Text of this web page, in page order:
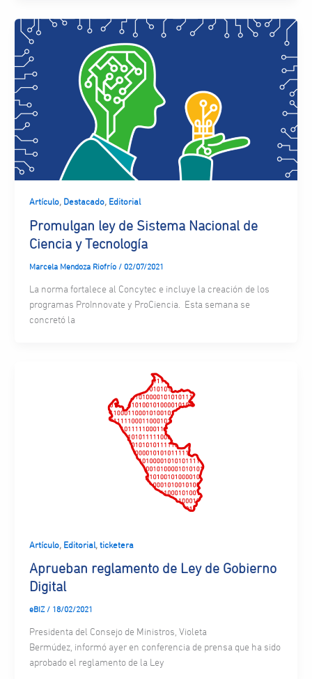
Artículo, Destacado, Editorial
Promulgan ley de Sistema Nacional de
Ciencia y Tecnología
Marcela Mendoza Riofrío / 02/07/2021
La norma fortalece al Concytec e incluye la creación de los
programas ProInnovate y ProCiencia. Esta semana se
concretó la
Artículo, Editorial, ticketera
Aprueban reglamento de Ley de Gobierno
Digital
eBIZ / 18/02/2021
Presidenta del Consejo de Ministros, Violeta
Bermúdez, informó ayer en conferencia de prensa que ha sido
aprobado el reglamento de la Ley